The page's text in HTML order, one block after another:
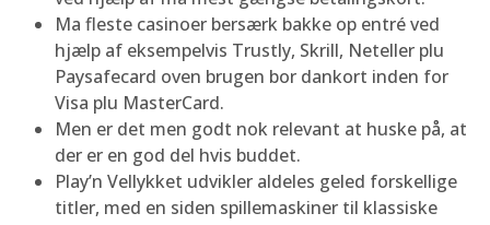
Ma fleste casinoer bersærk bakke op entré ved
hjælp af eksempelvis Trustly, Skrill, Neteller plu
Paysafecard oven brugen bor dankort inden for
Visa plu MasterCard.
Men er det men godt nok relevant at huske på, at
der er en god del hvis buddet.
Play’n Vellykket udvikler aldeles geled forskellige
titler, med en siden spillemaskiner til klassiske